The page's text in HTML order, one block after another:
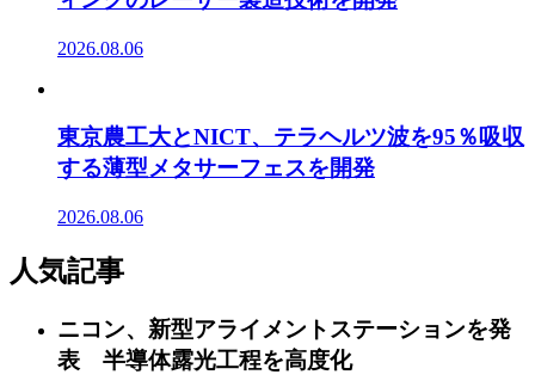
2026.08.06
東京農工大とNICT、テラヘルツ波を95％吸収
する薄型メタサーフェスを開発
2026.08.06
人気記事
ニコン、新型アライメントステーションを発
表 半導体露光工程を高度化